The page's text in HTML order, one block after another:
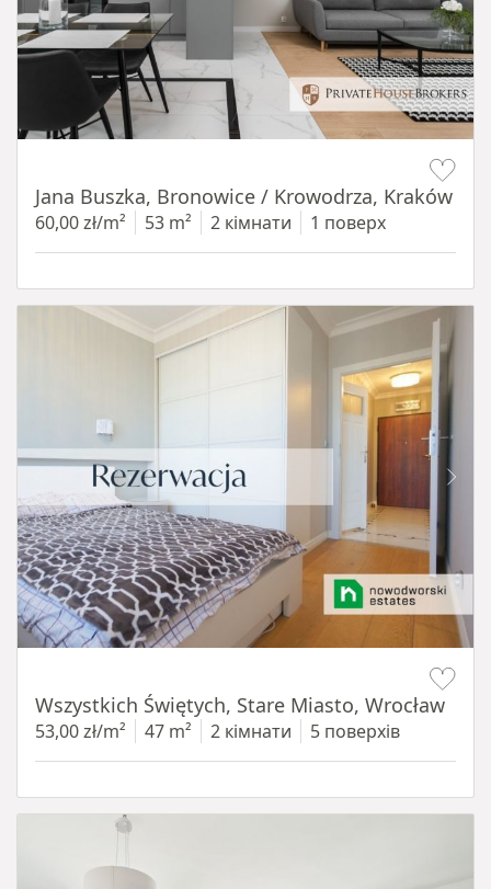
Jana Buszka, Bronowice / Krowodrza, Kraków
60,00 zł/m² 53 m² 2 кімнати 1 поверх
Wszystkich Świętych, Stare Miasto, Wrocław
53,00 zł/m² 47 m² 2 кімнати 5 поверхів